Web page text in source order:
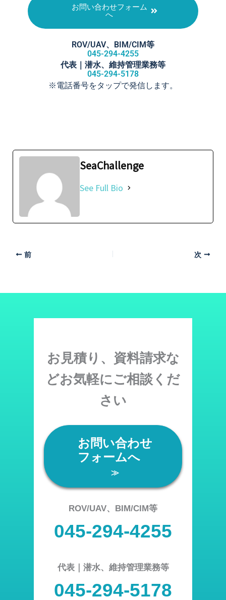
お問い合わせフォーム
へ
ROV/UAV、BIM/CIM等​
045-294-4255
代表｜潜水、維持管理業務等
045-294-5178
※電話番号をタップで発信します。
SeaChallenge
See Full Bio
前 次
お見積り、資料請求な
どお気軽にご相談くだ
さい
お問い合わせ
フォームへ
≫
ROV/UAV、BIM/CIM等
045-294-4255
代表｜潜水、維持管理業務等
045-294-5178